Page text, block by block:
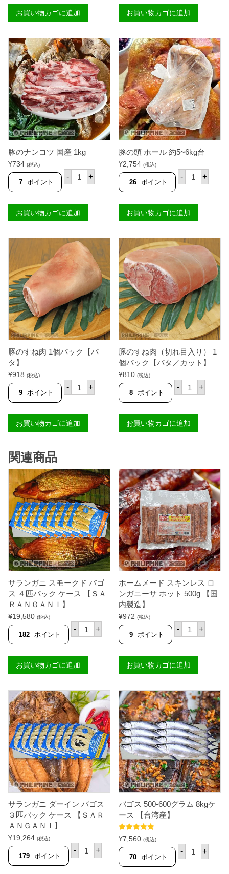
ア
リ
ブ
0
0
g
パ
ッ
ク
個
お買い物カゴに追加
ー
フ
約
k
g
台
個
お買い物カゴに追加
豚のナンコツ 国産 1kg
¥734 (税込)
7 ポイント
- 豚
の
コ
ツ
国
1
個
+
お買い物カゴに追加
豚の頭 ホール 約5~6kg台
¥2,754 (税込)
26 ポイント
- 豚
の
ー
ル
約
~
6
k
g
台
個
+
お買い物カゴに追加
豚のすね肉 1個パック【パ
タ】
¥918 (税込)
9 ポイント
- 豚
の
肉
1
個
パ
タ
】
個
+
お買い物カゴに追加
豚のすね肉（切れ目入り） 1
個パック【パタ／カット】
¥810 (税込)
8 ポイント
- 豚
の
肉
（
切
）
1
個
パ
ッ
ク
【
パ
タ
／
カ
ッ
ト
】
個
+
お買い物カゴに追加
関連商品
サランガニ スモークド バゴ
ス ４匹パック ケース 【ＳＡ
ＲＡＮＧＡＮＩ】
¥19,580 (税込)
182 ポイント
- サ
ラ
ニ
ス
モ
ク
ド
バ
ゴ
ス
４
匹
パ
ッ
ク
ケ
ー
ス
Ｓ
Ａ
Ｒ
Ｇ
Ａ
+
お買い物カゴに追加
ホームメード スキンレス ロ
ンガニーサ ホット 500g 【国
内製造】
¥972 (税込)
9 ポイント
- ホ
ー
ー
ド
ス
ン
レ
ス
ロ
ン
ガ
ニ
ー
サ
ホ
ッ
ト
5
0
製
造
+
お買い物カゴに追加
サランガニ ダーイン バゴス
３匹パック ケース 【ＳＡＲ
ＡＮＧＡＮＩ】
¥19,264 (税込)
179 ポイント
- サ
ラ
+
バゴス 500-600グラム 8kgケ
ース 【台湾産】
5段階中 5.00
の評価
¥7,560 (税込)
70 ポイント
- バ
ゴ
+